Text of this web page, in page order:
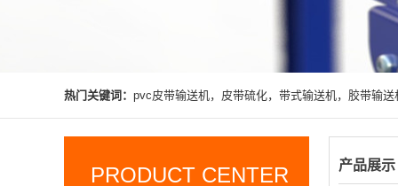
热门关键词： pvc皮带输送机，皮带硫化，带式输送机，胶带输送
PRODUCT CENTER 产品展示